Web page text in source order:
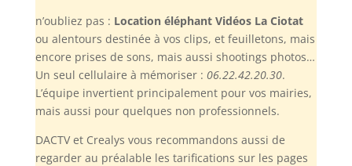
n’oubliez pas : Location éléphant Vidéos La Ciotat
ou alentours destinée à vos clips, et feuilletons, mais
encore prises de sons, mais aussi shootings photos…
Un seul cellulaire à mémoriser : 06.22.42.20.30.
L’équipe invertient principalement pour vos mairies,
mais aussi pour quelques non professionnels.
DACTV et Crealys vous recommandons aussi de
regarder au préalable les tarifications sur les pages